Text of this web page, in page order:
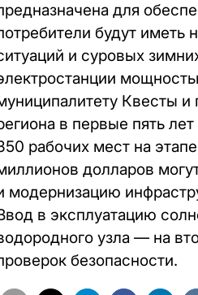
для
будут
и суровых
Квесты
в первые пять
рабочих мест на
долларов
модернизацию
в эксплуатацию
узла — на
безопасности.